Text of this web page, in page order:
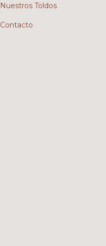
Nuestros Toldos
Contacto